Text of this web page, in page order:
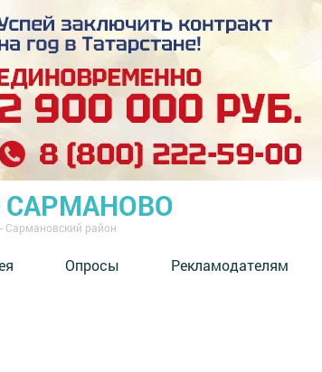
САРМАНОВО
Сармановский район
Опросы Рекламодателям